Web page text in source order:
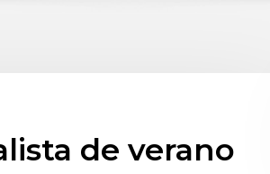
de verano